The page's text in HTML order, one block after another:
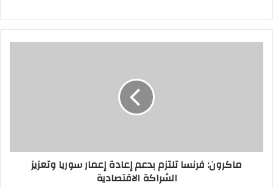
الشراكة
الاقتصاديةماكرون: فرنسا تلتزم بدعم إعادة إعمار سوريا وتعزيز
الشراكة الاقتصادية